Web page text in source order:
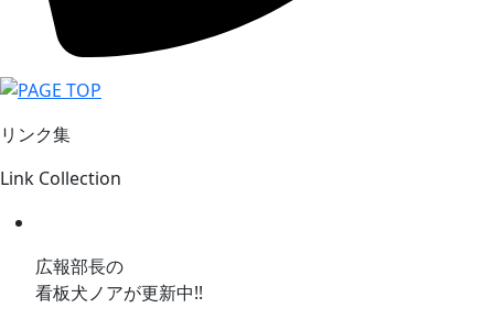
リンク集
Link Collection
広報部長の
看板犬ノアが更新中!!